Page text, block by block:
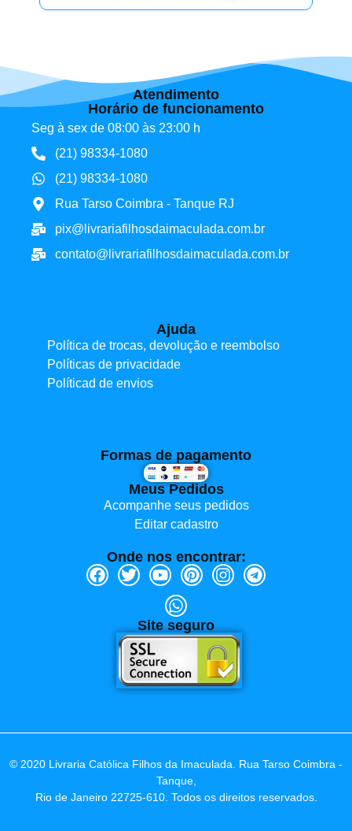
Atendimento
Horário de funcionamento
Seg à sex de 08:00 às 23:00 h
(21) 98334-1080
(21) 98334-1080
Rua Tarso Coimbra - Tanque RJ
pix@livrariafilhosdaimaculada.com.br
contato@livrariafilhosdaimaculada.com.br
Ajuda
Política de trocas, devolução e reembolso
Políticas de privacidade
Políticad de envios
Formas de pagamento
Meus Pedidos
Acompanhe seus pedidos
Editar cadastro
Onde nos encontrar:
Site seguro
© 2020 Livraria Católica Filhos da Imaculada. Rua Tarso Coimbra -
Tanque,
Rio de Janeiro 22725-610. Todos os direitos reservados.